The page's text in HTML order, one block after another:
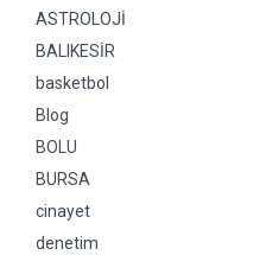
ASTROLOJİ
BALIKESİR
basketbol
Blog
BOLU
BURSA
cinayet
denetim